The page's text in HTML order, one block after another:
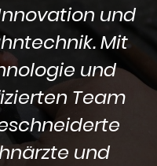
und
Mit
und
Team
und